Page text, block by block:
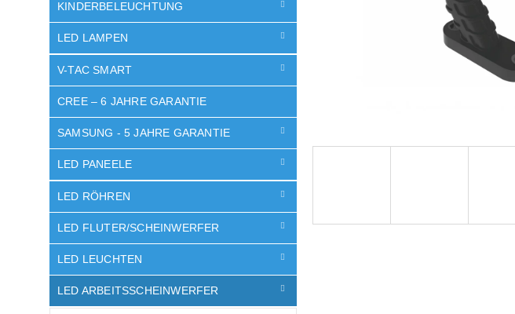
KINDERBELEUCHTUNG
LED LAMPEN
V-TAC SMART
CREE – 6 JAHRE GARANTIE
SAMSUNG - 5 JAHRE GARANTIE
LED PANEELE
LED RÖHREN
LED FLUTER/SCHEINWERFER
LED LEUCHTEN
LED ARBEITSSCHEINWERFER